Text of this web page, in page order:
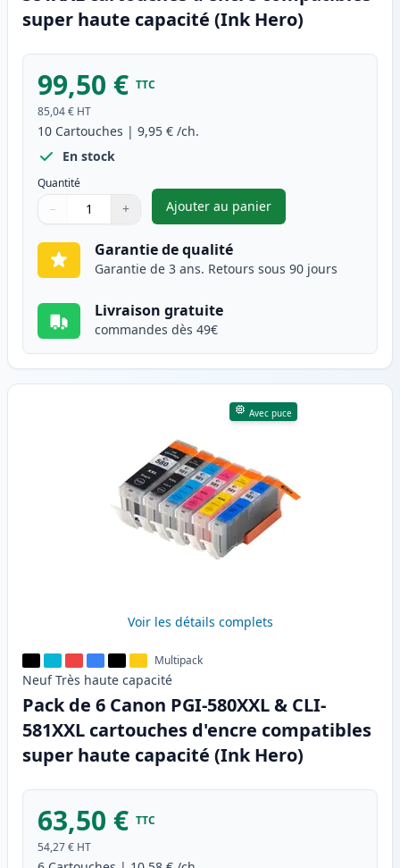
super haute capacité (Ink Hero)
99,50 € TTC
85,04 € HT
10 Cartouches | 9,95 € /ch.
En stock
Quantité
Quantité
Utilisez les boutons pour ajuster
− +
Quantité
Ajouter au panier
,Pack de 10 Canon PGI-
Garantie de qualité
Garantie de 3 ans. Retours sous 90 jours
Livraison gratuite
commandes dès 49€
Avec puce
Voir les détails complets
Multipack
Neuf Très haute capacité
Pack de 6 Canon PGI-580XXL & CLI-
581XXL cartouches d'encre compatibles
super haute capacité (Ink Hero)
63,50 € TTC
54,27 € HT